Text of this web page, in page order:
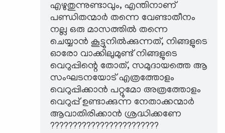
എഴുതുന്നുണ്ടാവും, എന്തിനാണ്
പണ്ഡിതന്മാർ തന്നെ വേണ്ടാതീനം
നല്ല ഒരു മാസത്തിൽ തന്നെ
ചെയ്യാൻ കൂട്ടുനിൽക്കുന്നത്, നിങ്ങളുടെ
ഓരോ വാക്കിലുമുണ്ട് നിങ്ങളുടെ
വെറുപ്പിന്റെ തോത്, സമുദായത്തെ ആ
സംഘടനയോട് എത്രത്തോളം
വെറുപ്പിക്കാൻ പറ്റുമോ അത്രത്തോളം
വെറുപ്പ് ഉണ്ടാക്കുന്ന നേതാക്കന്മാർ
ആവാതിരിക്കാൻ ശ്രദ്ധിക്കണേ
????????????????????????